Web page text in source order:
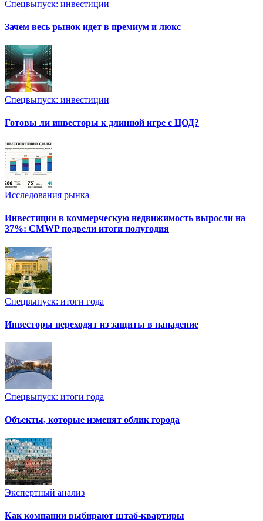
Спецвыпуск: инвестиции
Зачем весь рынок идет в премиум и люкс
Спецвыпуск: инвестиции
Готовы ли инвесторы к длинной игре с ЦОД?
Исследования рынка
Инвестиции в коммерческую недвижимость выросли на
37%: CMWP подвели итоги полугодия
Спецвыпуск: итоги года
Инвесторы переходят из защиты в нападение
Спецвыпуск: итоги года
Объекты, которые изменят облик города
Экспертный анализ
Как компании выбирают штаб-квартиры